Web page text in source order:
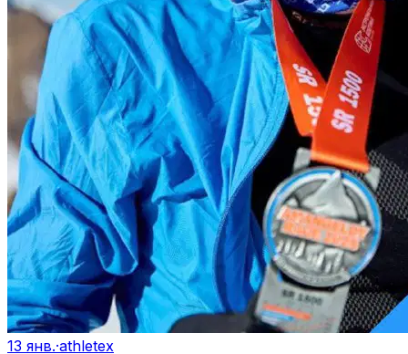
13 янв.·athletex